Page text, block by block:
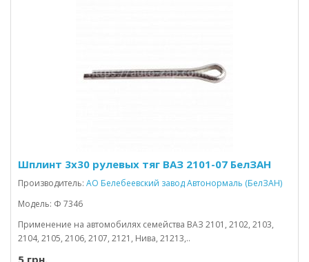
Шплинт 3х30 рулевых тяг ВАЗ 2101-07 БелЗАН
Производитель: АО Белебеевский завод Автонормаль (БелЗАН)
Модель: Ф 7346
Применение на автомобилях семейства ВАЗ 2101, 2102, 2103,
2104, 2105, 2106, 2107, 2121, Нива, 21213,..
5 грн.